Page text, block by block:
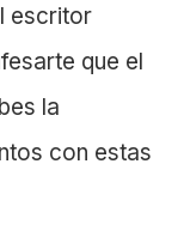
escritor
que el
la
con estas